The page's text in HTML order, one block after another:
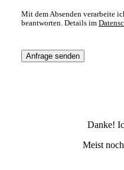
Mit dem Absenden verarbeite
beantworten. Details im
Anfrage senden
Danke!
Meist